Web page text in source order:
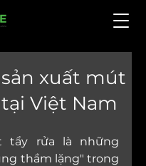
xuất mút
Việt Nam
thầm lặng" trong